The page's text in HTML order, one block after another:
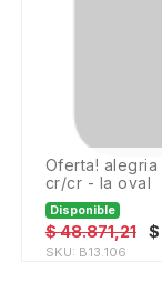
oferta! alegria iii std - cocina pared emb. pico bajo
cr/cr - la oval
Disponible
$48.871,21 $
SKU: B13.106